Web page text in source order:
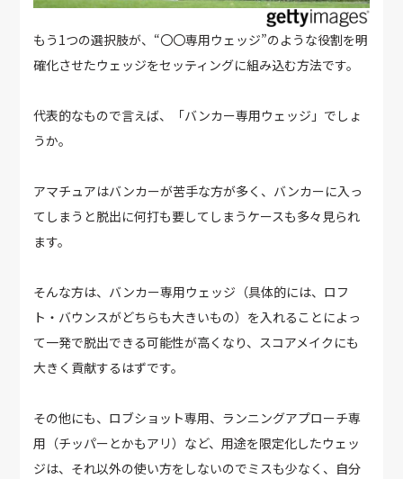
もう1つの選択肢が、“〇〇専用ウェッジ”のような役割を明
確化させたウェッジをセッティングに組み込む方法です。
代表的なもので言えば、「バンカー専用ウェッジ」でしょ
うか。
アマチュアはバンカーが苦手な方が多く、バンカーに入っ
てしまうと脱出に何打も要してしまうケースも多々見られ
ます。
そんな方は、バンカー専用ウェッジ（具体的には、ロフ
ト・バウンスがどちらも大きいもの）を入れることによっ
て一発で脱出できる可能性が高くなり、スコアメイクにも
大きく貢献するはずです。
その他にも、ロブショット専用、ランニングアプローチ専
用（チッパーとかもアリ）など、用途を限定化したウェッ
ジは、それ以外の使い方をしないのでミスも少なく、自分